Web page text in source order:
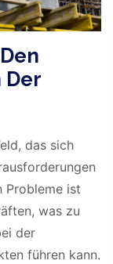
das sich
Probleme ist
was zu
der
führen kann.